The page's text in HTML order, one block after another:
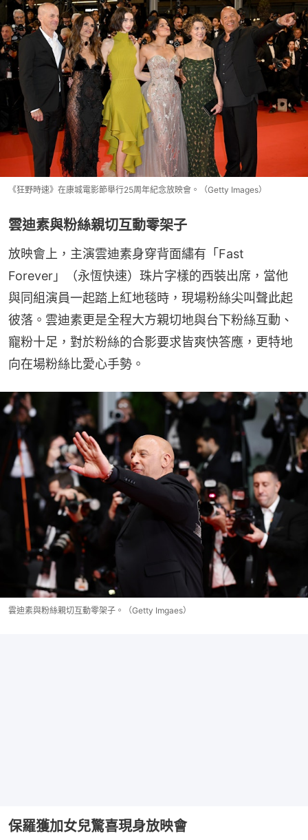
《狂野時速》在康城電影節舉行25周年紀念放映會。（Getty Images）
雲迪素與粉絲親切互動零架子
放映會上，主演雲迪素身穿背面繡有「Fast
Forever」（永恆快速）珠片字樣的西裝出席，當他
與同組演員一起踏上紅地毯時，現場粉絲尖叫聲此起
彼落。雲迪素更是全程大方親切地與台下粉絲互動、
寵粉十足，對於粉絲的合影要求皆爽快答應，更特地
向在場粉絲比愛心手勢。
雲迪素與粉絲親切互動零架子。（Getty Imgaes）
保羅獲加女兒驚喜現身放映會